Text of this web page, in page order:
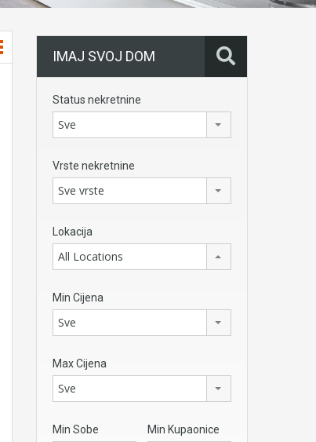
IMAJ SVOJ DOM
Status nekretnine
Sve
Vrste nekretnine
Sve vrste
Lokacija
All Locations
Min Cijena
Sve
Max Cijena
Sve
Min Sobe Min Kupaonice